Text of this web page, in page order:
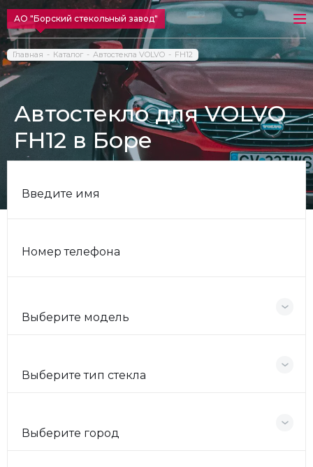
АО "Борский стекольный завод"
Главная Каталог Автостекла VOLVO FH12
Автостекло для VOLVO
FH12 в Боре
Введите имя
Номер телефона
Выберите модель
Выберите тип стекла
Выберите город